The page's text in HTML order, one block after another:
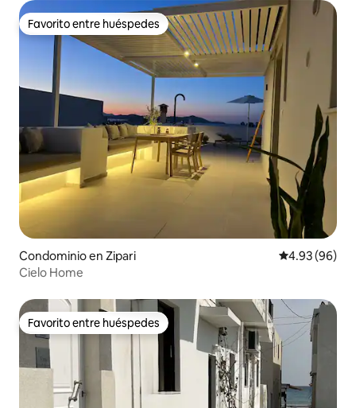
Favorito entre huéspedes
Favorito entre huéspedes
Condominio en Zipari Calificación
4.93 (96)
Cielo Home
Favorito entre huéspedes
Favorito entre huéspedes